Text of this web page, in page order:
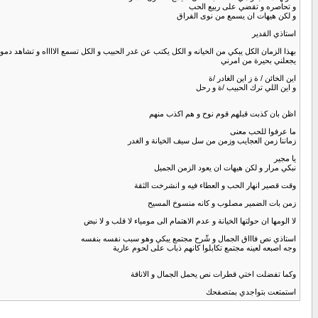
و تحاصره و تقضي على ربيع الحب
و لكن هيهات ان يسمع من نوى الفراق
استاذي القدير
بهذا الزمان الكل يبكي من الخيانه و الكل يكتب عن غدر الحبيب و الكل تسمع الااااه و تشاهد
يجعلني بحيرة من امرني
اين الخائن / ة ز اين الغادر /ة
و اين اللي ترك الحبيب /ة و رحل
اظن بان كذبت قبلهم قوم نوح و هم اكذب منهم
ما عرفوا للحب معنى
زماننا زمن العجايب وزمن من سل سيف الخيانة و الغدر
يا مجير
نبكي مرار و لكن هيهات ان يعود الزمن الجميل
وقت قصير انهار الحب و العطاء فيه و انشرخت الثقة
زمن بات الضمير مصلوب و كانه منسوخ المسيح
لا الومها ان حولتها الخيانة و عدم الاهتمام الى مومياء لا قلب و لا نبض
استاذي نص فاااق الجمال و شّرح مجتمع يبكي وهو سبب نفسه بنفسه
وجه اصبعه لعينه مجتمع تكابلوا كانهم ذباب على لحوم عارية
وكما تفضلت اختي قطرات نص يحمل الجمال و الاناقة
استمتعت بتواجدي بمتصفحك